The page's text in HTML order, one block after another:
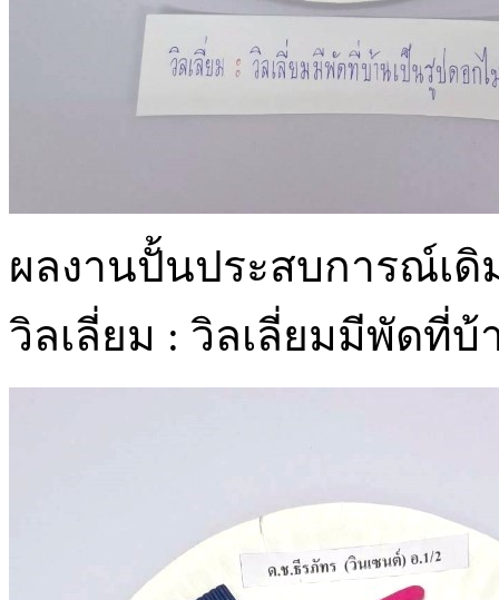
ผลงานปั้นประสบการณ์เดิ
วิลเลี่ยม : วิลเลี่ยมมีพัดที่บ้